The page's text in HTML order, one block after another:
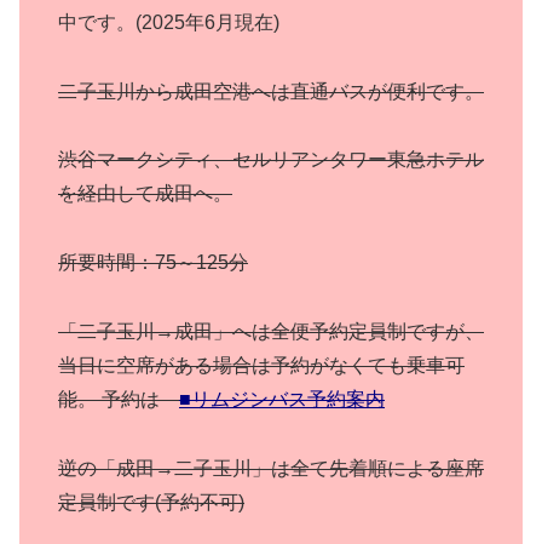
中です。(2025年6月現在)
二子玉川から成田空港へは直通バスが便利です。
渋谷マークシティ、セルリアンタワー東急ホテル
を経由して成田へ。
所要時間：75～125分
「二子玉川→成田」へは全便予約定員制ですが、
当日に空席がある場合は予約がなくても乗車可
能。 予約は■リムジンバス予約案内
逆の「成田→二子玉川」は全て先着順による座席
定員制です(予約不可)